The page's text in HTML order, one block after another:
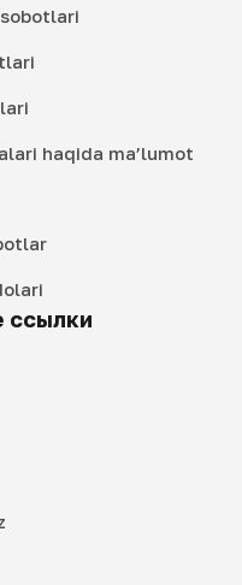
haqida ma’lumot
ссылки